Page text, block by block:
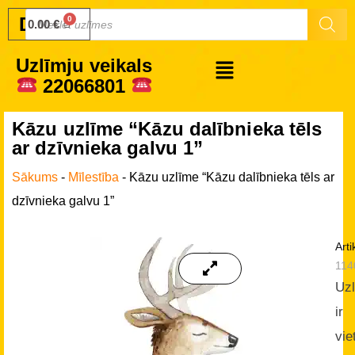
Druku.lv
0.00€
Uzlīmju veikals
22066801
Kāzu uzlīme “Kāzu dalībnieka tēls
ar dzīvnieka galvu 1”
Sākums - Mīlestība - Kāzu uzlīme “Kāzu dalībnieka tēls ar
dzīvnieka galvu 1”
ir